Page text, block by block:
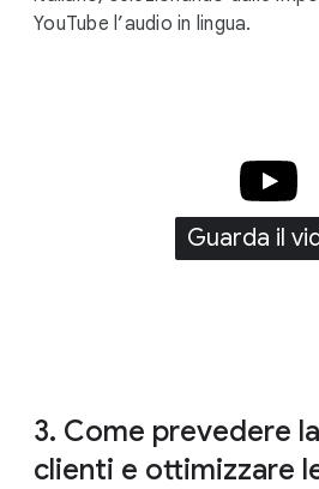
YouTube l’audio in lingua.
Guarda il
3. Come prevedere
clienti e ottimizzare